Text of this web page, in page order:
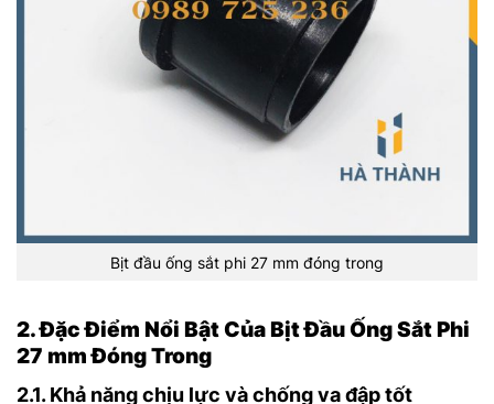
Bịt đầu ống sắt phi 27 mm đóng trong
2. Đặc Điểm Nổi Bật Của Bịt Đầu Ống Sắt Phi
27 mm Đóng Trong
2.1. Khả năng chịu lực và chống va đập tốt